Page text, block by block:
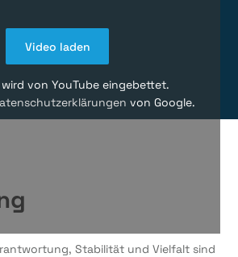
Video laden
wird von YouTube eingebettet.
von Google.
Stabilität und Vielfalt sind